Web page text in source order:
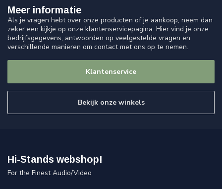
Meer informatie
Als je vragen hebt over onze producten of je aankoop, neem dan
zeker een kijkje op onze klantenservicepagina. Hier vind je onze
bedrijfsgegevens, antwoorden op veelgestelde vragen en
verschillende manieren om contact met ons op te nemen.
Klantenservice
Bekijk onze winkels
Hi-Stands webshop!
For the Finest Audio/Video